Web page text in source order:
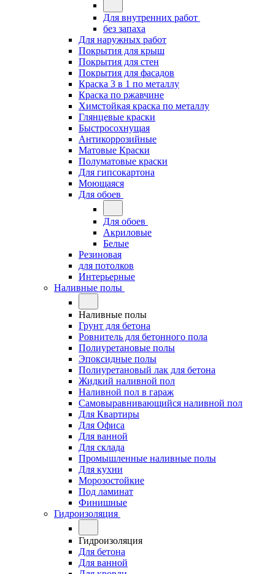
Для внутренних работ
без запаха
Для наружных работ
Покрытия для крыш
Покрытия для стен
Покрытия для фасадов
Краска 3 в 1 по металлу
Краска по ржавчине
Химстойкая краска по металлу
Глянцевые краски
Быстросохнущая
Антикоррозийные
Матовые Краски
Полуматовые краски
Для гипсокартона
Моющаяся
Для обоев
Для обоев
Акриловые
Белые
Резиновая
для потолков
Интерьерные
Наливные полы
Наливные полы
Грунт для бетона
Ровнитель для бетонного пола
Полиуретановые полы
Эпоксидные полы
Полиуретановый лак для бетона
Жидкий наливной пол
Наливной пол в гараж
Самовыравнивающийся наливной пол
Для Квартиры
Для Офиса
Для ванной
Для склада
Промышленные наливные полы
Для кухни
Морозостойкие
Под ламинат
Финишные
Гидроизоляция
Гидроизоляция
Для бетона
Для ванной